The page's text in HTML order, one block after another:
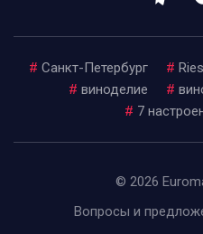
# Санкт-Петербург #
# виноделие #
# 7
© 2026
Вопросы и